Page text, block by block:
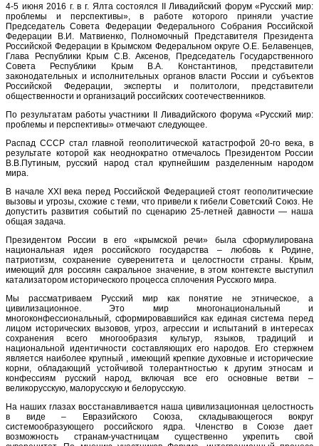
4-5 июня 2016 г. в г. Ялта состоялся II Ливадийский форум «Русский мир:
проблемы и перспективы», в работе которого приняли участие
Председатель Совета Федерации Федерального Собрания Российской
Федерации В.И. Матвиенко, Полномочный Представителя Президента
Российской Федерации в Крымском Федеральном округе О.Е. Белавенцев,
Глава Республики Крым С.В. Аксенов, Председатель Государственного
Совета Республики Крым В.А. Константинов, представители
законодательных и исполнительных органов власти России и субъектов
Российской Федерации, эксперты и политологи, представители
общественности и организаций российских соотечественников.
По результатам работы участники II Ливадийского форума «Русский мир:
проблемы и перспективы» отмечают следующее.
Распад СССР стал главной геополитической катастрофой 20-го века, в
результате которой как неоднократно отмечалось Президентом России
В.В.Путиным, русский народ стал крупнейшим разделенным народом
мира.
В начале XXI века перед Российской Федерацией стоят геополитические
вызовы и угрозы, схожие с теми, что привели к гибели Советский Союз. Не
допустить развития событий по сценарию 25-летней давности — наша
общая задача.
Президентом России в его «крымской речи» была сформулирована
национальная идея российского государства – любовь к Родине,
патриотизм, сохранение суверенитета и целостности страны. Крым,
имеющий для россиян сакральное значение, в этом контексте выступил
катализатором исторического процесса сплочения Русского мира.
Мы рассматриваем Русский мир как понятие не этническое, а
цивилизационное. Это мир многонациональный и
многоконфессиональный, сформировавшийся как единая система перед
лицом исторических вызовов, угроз, агрессии и испытаний в интересах
сохранения всего многообразия культур, языков, традиций и
национальной идентичности составляющих его народов. Его стержнем
является наиболее крупный , имеющий крепкие духовные и исторические
корни, обладающий устойчивой толерантностью к другим этносам и
конфессиям русский народ, включая все его основные ветви –
великорусскую, малорусскую и белорусскую.
На наших глазах восстанавливается наша цивилизационная целостность
в виде – Евразийского Союза, складывающегося вокруг
системообразующего российского ядра. Членство в Союзе дает
возможность странам-участницам существенно укрепить свой